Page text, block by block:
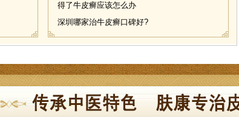
得了牛皮癣应该怎么办
深圳哪家治牛皮癣口碑好?